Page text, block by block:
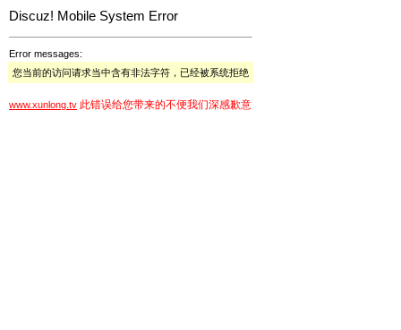
Discuz! Mobile System Error
Error messages:
您当前的访问请求当中含有非法字符，已经被系统拒绝
www.xunlong.tv 此错误给您带来的不便我们深感歉意